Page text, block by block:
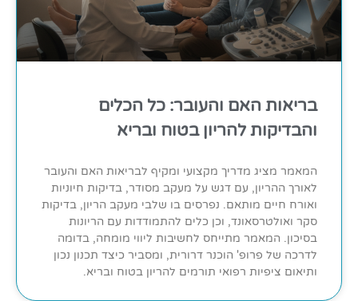
בריאות האם והעובר: כל הכלים
והבדיקות להריון בטוח ובריא
המאמר מציג מדריך מקצועי ומקיף לבריאות האם והעובר
לאורך ההריון, עם דגש על מעקב מסודר, בדיקות חיוניות
ואורח חיים מותאם. נפרסים בו שלבי מעקב הריון, בדיקות
סקר ואולטרסאונד, וכן כלים להתמודדות עם הריונות
בסיכון. המאמר מתייחס לחשיבות ליווי מומחה, בדומה
לדרכה של פרופ' הוכנר דרורית, ומסביר כיצד תכנון נכון
ותיאום ציפיות רפואי תורמים להריון בטוח ובריא.